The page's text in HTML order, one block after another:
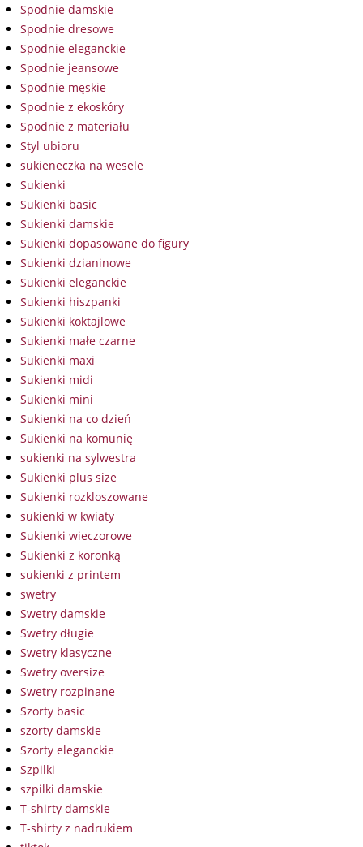
Spodnie damskie
Spodnie dresowe
Spodnie eleganckie
Spodnie jeansowe
Spodnie męskie
Spodnie z ekoskóry
Spodnie z materiału
Styl ubioru
sukieneczka na wesele
Sukienki
Sukienki basic
Sukienki damskie
Sukienki dopasowane do figury
Sukienki dzianinowe
Sukienki eleganckie
Sukienki hiszpanki
Sukienki koktajlowe
Sukienki małe czarne
Sukienki maxi
Sukienki midi
Sukienki mini
Sukienki na co dzień
Sukienki na komunię
sukienki na sylwestra
Sukienki plus size
Sukienki rozkloszowane
sukienki w kwiaty
Sukienki wieczorowe
Sukienki z koronką
sukienki z printem
swetry
Swetry damskie
Swetry długie
Swetry klasyczne
Swetry oversize
Swetry rozpinane
Szorty basic
szorty damskie
Szorty eleganckie
Szpilki
szpilki damskie
T-shirty damskie
T-shirty z nadrukiem